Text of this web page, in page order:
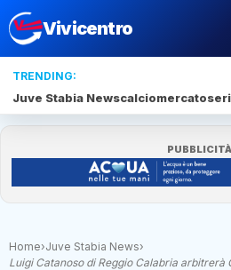
Vivicentro
TRENDING:
Juve Stabia Newscalciomercato
PUBBLICITÀ
Home›Juve Stabia News›
Luigi Catanoso di Reggio Calabria arbitrerà